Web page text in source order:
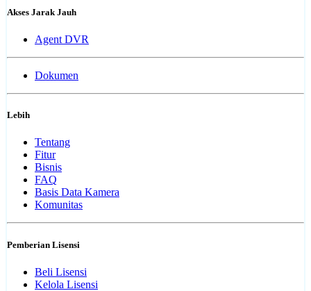
Akses Jarak Jauh
Agent DVR
Dokumen
Lebih
Tentang
Fitur
Bisnis
FAQ
Basis Data Kamera
Komunitas
Pemberian Lisensi
Beli Lisensi
Kelola Lisensi